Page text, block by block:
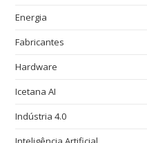
Energia
Fabricantes
Hardware
Icetana AI
Indústria 4.0